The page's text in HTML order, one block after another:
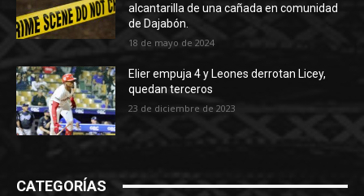
alcantarilla de una cañada en comunidad
de Dajabón.
18 de mayo de 2024
Elier empuja 4 y Leones derrotan Licey,
quedan terceros
23 de diciembre de 2023
CATEGORÍAS